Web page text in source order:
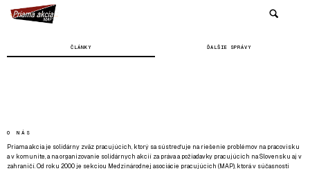
ČLÁNKY ĎALŠIE SPRÁVY
O NÁS
Priama akcia je solidárny zväz pracujúcich, ktorý sa sústreďuje na riešenie problémov na pracovisku
a v komunite, a na organizovanie solidárnych akcií za práva a požiadavky pracujúcich na Slovensku aj v
zahraničí. Od roku 2000 je sekciou Medzinárodnej asociácie pracujúcich (MAP), ktorá v súčasnosti